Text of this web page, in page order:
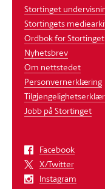
Stortinget
Stortingets
Ordbok for Stortinget
Nyhetsbrev
Om nettstedet
Personvernerklæring
Jobb på Stortinget
Facebook
X/Twitter
Instagram